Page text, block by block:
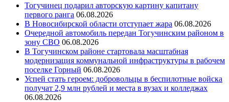
Тогучинец подарил авторскую картину капитану
первого ранга 06.08.2026
В Новосибирской области отступает жара 06.08.2026
Очередной автомобиль передан Тогучинским районом в
зону СВО 06.08.2026
В Тогучинском районе стартовала масштабная
модернизация коммунальной инфраструктуры в рабочем
поселке Горный 06.08.2026
Успей стать героем: добровольцы в беспилотные войска
получат 2,9 млн рублей и места в вузах и колледжах
06.08.2026